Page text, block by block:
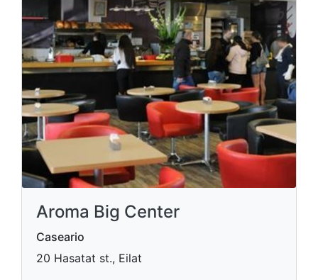
Aroma Big Center
Caseario
20 Hasatat st., Eilat